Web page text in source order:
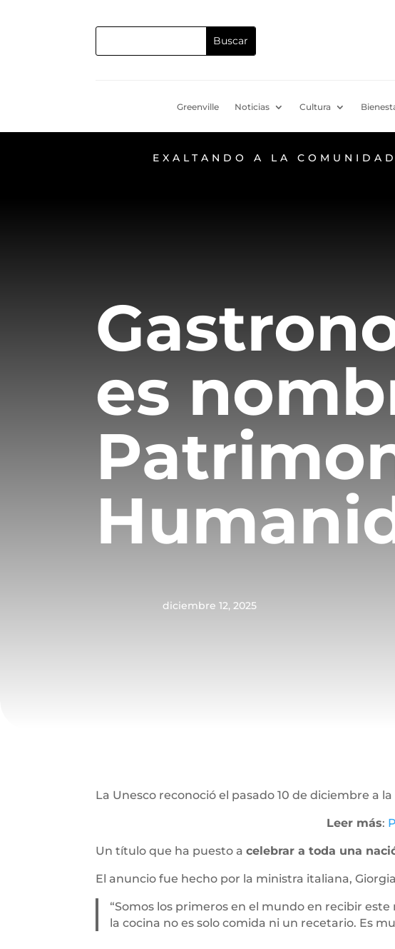
Greenville Noticias Cultura
EXALTANDO A LA
es
diciembre 12, 2025
La Unesco reconoció el pasado 10 de diciembre a
Leer más:
Un título que ha puesto acelebrar a toda una
El anuncio fue hecho por la ministra italiana,
“Somos los primeros en el mundo en recibir
la cocina no es solo comida ni un recetario. Es